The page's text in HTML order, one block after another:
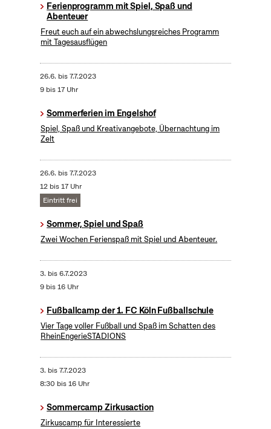
Ferienprogramm mit Spiel, Spaß und
Abenteuer
Freut euch auf ein abwechslungsreiches Programm
mit Tagesausflügen
26.6. bis7.7.2023
9 bis 17 Uhr
Sommerferien im Engelshof
Spiel, Spaß und Kreativangebote, Übernachtung im
Zelt
26.6. bis7.7.2023
12 bis 17 Uhr
Eintritt frei
Sommer, Spiel und Spaß
Zwei Wochen Ferienspaß mit Spiel und Abenteuer.
3. bis6.7.2023
9 bis 16 Uhr
Fußballcamp der 1. FC Köln Fußballschule
Vier Tage voller Fußball und Spaß im Schatten des
RheinEngerieSTADIONS
3. bis7.7.2023
8:30 bis 16 Uhr
Sommercamp Zirkusaction
Zirkuscamp für Interessierte